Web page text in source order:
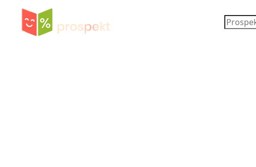
Suchen